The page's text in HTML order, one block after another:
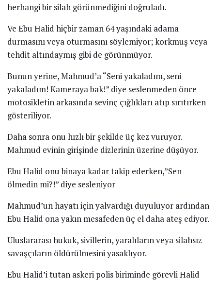
herhangi bir silah görünmediğini doğruladı.
Ve Ebu Halid hiçbir zaman 64 yaşındaki adama
durmasını veya oturmasını söylemiyor; korkmuş veya
tehdit altındaymış gibi de görünmüyor.
Bunun yerine, Mahmud’a “Seni yakaladım, seni
yakaladım! Kameraya bak!” diye seslenmeden önce
motosikletin arkasında sevinç çığlıkları atıp sırıtırken
gösteriliyor.
Daha sonra onu hızlı bir şekilde üç kez vuruyor.
Mahmud evinin girişinde dizlerinin üzerine düşüyor.
Ebu Halid onu binaya kadar takip ederken,”Sen
ölmedin mi?!” diye sesleniyor
Mahmud’un hayatı için yalvardığı duyuluyor ardından
Ebu Halid ona yakın mesafeden üç el daha ateş ediyor.
Uluslararası hukuk, sivillerin, yaralıların veya silahsız
savaşçıların öldürülmesini yasaklıyor.
Ebu Halid’i tutan askeri polis biriminde görevli Halid